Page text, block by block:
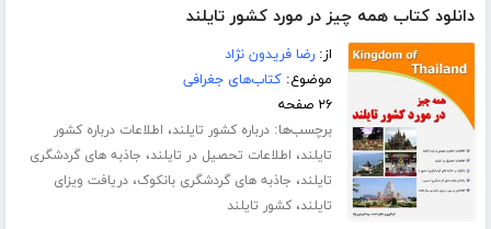
دانلود کتاب همه چیز در مورد کشور تایلند
از:رضا فریدون نژاد
موضوع:کتاب‌های جغرافی
۲۶ صفحه
برچسب‌ها:درباره کشور تایلند، اطلاعات درباره کشور
تایلند، اطلاعات تحصیل در تایلند، جاذبه های گردشگری
تایلند، جاذبه های گردشگری بانکوک،دریافت ویزای
تایلند،کشور تایلند